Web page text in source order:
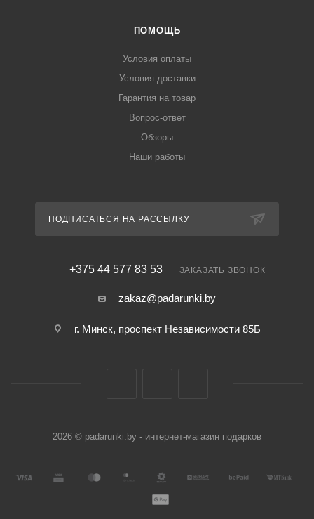
ПОМОЩЬ
Условия оплаты
Условия доставки
Гарантия на товар
Вопрос-ответ
Обзоры
Наши работы
ПОДПИСАТЬСЯ НА РАССЫЛКУ
+375 44 577 83 53 ЗАКАЗАТЬ ЗВОНОК
zakaz@padarunki.by
г. Минск, проспект Независимости 85Б
2026 © padarunki.by - интернет-магазин подарков